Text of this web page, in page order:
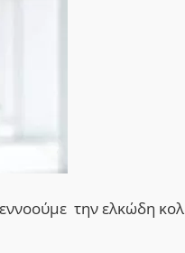
την ελκώδη